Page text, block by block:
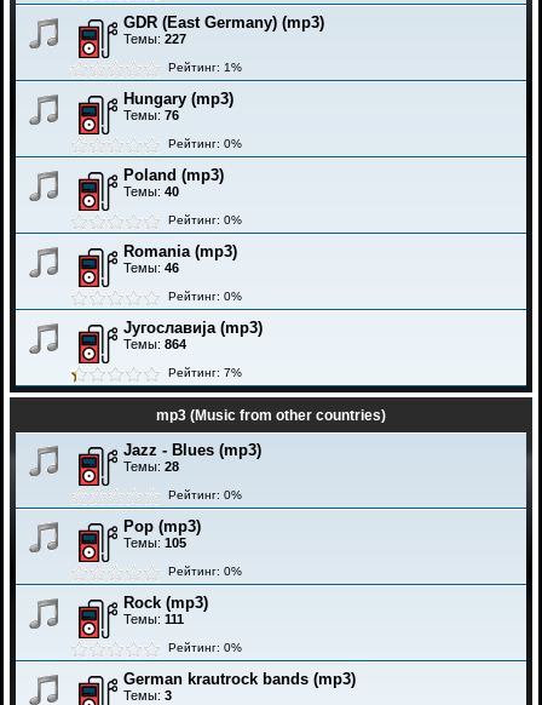
GDR (East Germany) (mp3)
Темы: 227
Рейтинг: 1%
Hungary (mp3)
Темы: 76
Рейтинг: 0%
Poland (mp3)
Темы: 40
Рейтинг: 0%
Romania (mp3)
Темы: 46
Рейтинг: 0%
Југославија (mp3)
Темы: 864
Рейтинг: 7%
mp3 (Music from other countries)
Jazz - Blues (mp3)
Темы: 28
Рейтинг: 0%
Pop (mp3)
Темы: 105
Рейтинг: 0%
Rock (mp3)
Темы: 111
Рейтинг: 0%
German krautrock bands (mp3)
Темы: 3